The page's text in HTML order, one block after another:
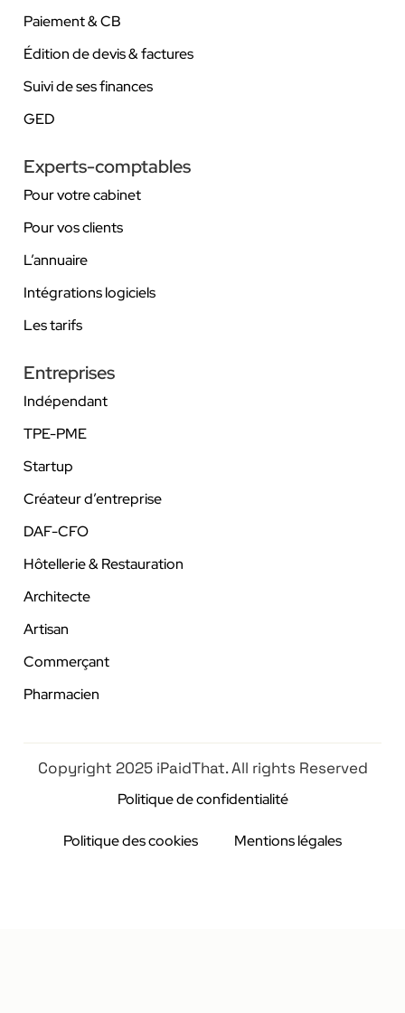
Paiement & CB
Édition de devis & factures
Suivi de ses finances
GED
Experts-comptables
Pour votre cabinet
Pour vos clients
L’annuaire
Intégrations logiciels
Les tarifs
Entreprises
Indépendant
TPE-PME
Startup
Créateur d’entreprise
DAF-CFO
Hôtellerie & Restauration
Architecte
Artisan
Commerçant
Pharmacien
Copyright 2025 iPaidThat. All rights Reserved
Politique de confidentialité
Politique des cookies Mentions légales